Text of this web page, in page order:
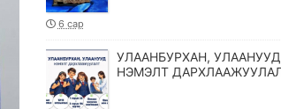
6 сар
УЛААНБУРХАН,
НЭМЭЛТ